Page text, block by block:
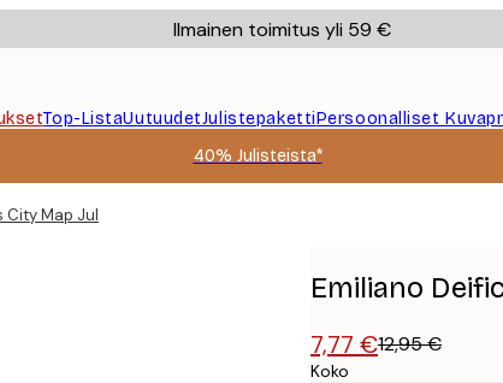
Ilmainen toimitus yli 59 €
Top-ListaUutuudetJulistepakettiPersoonalliset
40% Julisteista*
Map Juliste
Emiliano
7,77 €12,95 €
Koko